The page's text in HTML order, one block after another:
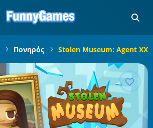
Πονηρός Stolen Museum: Agent XXX